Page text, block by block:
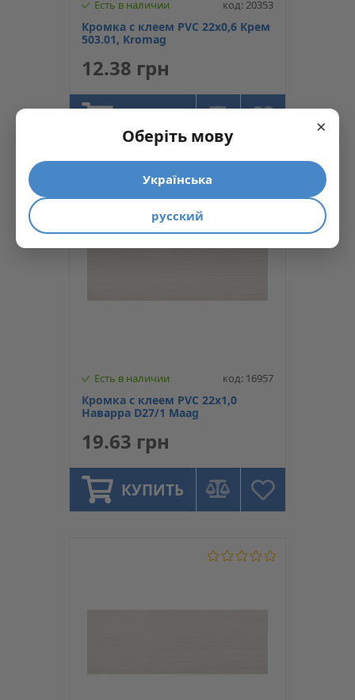
Есть в наличии код: 20353
Кромка с клеем PVC 22х0,6 Крем
503.01, Kromag
12.38 грн
Есть в наличии код: 16957
Кромка с клеем PVC 22х1,0
Наварра D27/1 Maag
19.63 грн
КУПИТЬ
×
Оберіть мову
Українська
русский